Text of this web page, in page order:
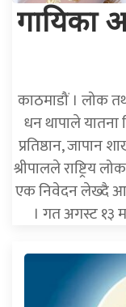
गायिका
काठमाडौं । लोक
धन थापाले यातना
प्रतिष्ठान, जापान
श्रीपालले राष्ट्रिय
एक निवेदन लेख्दै
। गत अगस्ट १३